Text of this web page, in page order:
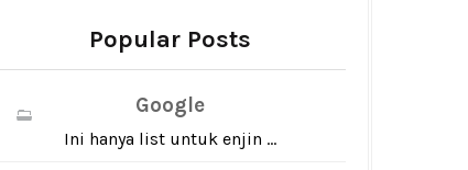
Popular Posts
Google
Ini hanya list untuk enjin ...